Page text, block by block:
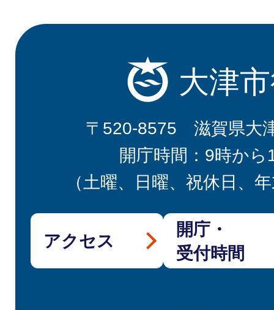
大津
〒520-8575 滋賀県大
開庁時間：9時から
（土曜、日曜、祝休日、
アクセス
開庁・
受付時間